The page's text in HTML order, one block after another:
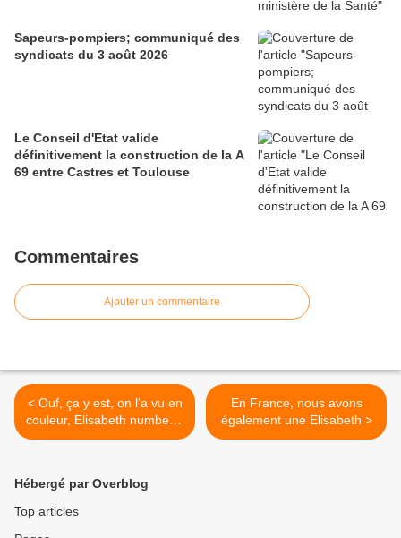
Sapeurs-pompiers; communiqué des
syndicats du 3 août 2026
Le Conseil d'Etat valide
définitivement la construction de la A
69 entre Castres et Toulouse
Commentaires
Ajouter un commentaire
< Ouf, ça y est, on l'a vu en
couleur, Elisabeth number 2
est enfin chez elle in the
En France, nous avons
également une Elisabeth >
Hébergé par Overblog
Top articles